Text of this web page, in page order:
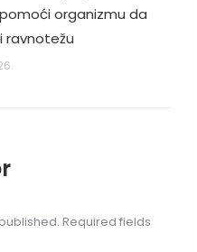
organizmu da
ravnotežu
Required fields